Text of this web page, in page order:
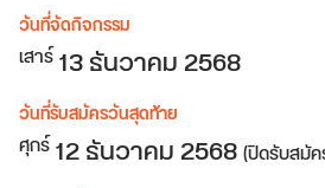
วันที่จัดกิจกรรม
เสาร์13ธันวาคม 2568
วันที่รับสมัครวันสุดท้าย
ศุกร์12 ธันวาคม 2568(ปิดรับสมั